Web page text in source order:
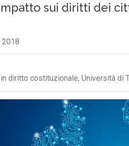
sui diritti dei
2018
diritto costituzionale, Università di